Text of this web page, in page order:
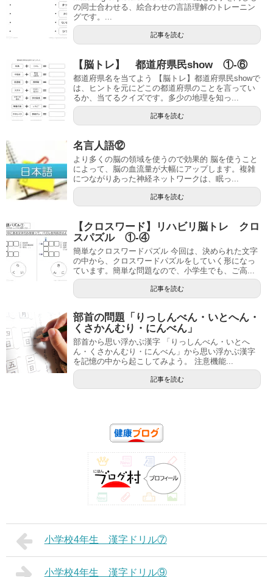
の同士合わせる、絵合わせの言語理解のトレーニン
グです。...
記事を読む
【脳トレ】 都道府県民show ①-⑥
都道府県名を当てよう 【脳トレ】都道府県民showで
は、ヒントを元にどこの都道府県のことを言ってい
るか、当てるクイズです。多少の地理を知っ...
記事を読む
名言人語⑫
より多くの脳の領域を使うので効果的 脳を使うこと
によって、脳の血流量が大幅にアップします。複雑
につながりあった神経ネットワークは、眠っ...
記事を読む
【クロスワード】リハビリ脳トレ クロ
スパズル ①-④
簡単なクロスワードパズル 今回は、決められた文字
の中から、クロスワードパズルをしていく形になっ
ています。簡単な問題なので、小学生でも、ご高...
記事を読む
部首の問題「りっしんべん・いとへん・
くさかんむり・にんべん」
部首から思い浮かぶ漢字 「りっしんべん・いとへ
ん・くさかんむり・にんべん」から思い浮かぶ漢字
を記憶の中から起こしてみよう。 注意機能...
記事を読む
小学校4年生 漢字ドリル⑦
小学校4年生 漢字ドリル⑨